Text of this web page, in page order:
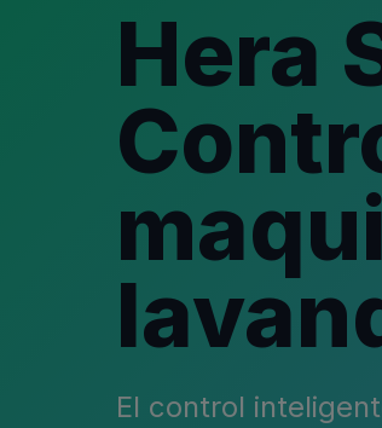
Hera
El control